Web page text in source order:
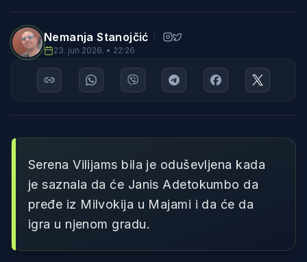
Nemanja Stanojčić
23. jun 2026. • 22:26
Serena Vilijams bila je oduševljena kada
je saznala da će Janis Adetokumbo da
pređe iz Milvokija u Majami i da će da
igra u njenom gradu.